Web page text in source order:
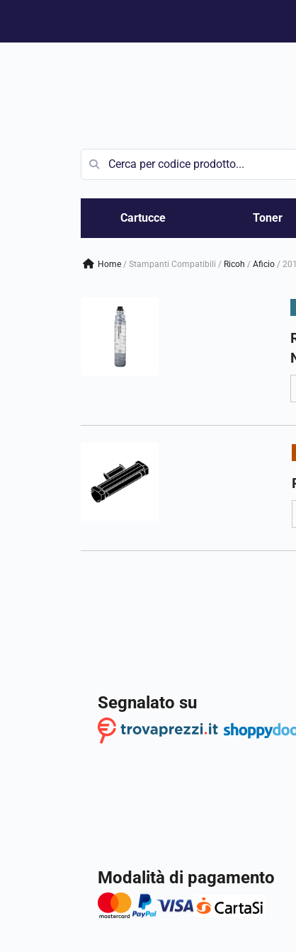
Vai
Cartucce Toner
Home / Stampanti Compatibili / ricoh / aficio /
Segnalato su
Modalità di pagamento